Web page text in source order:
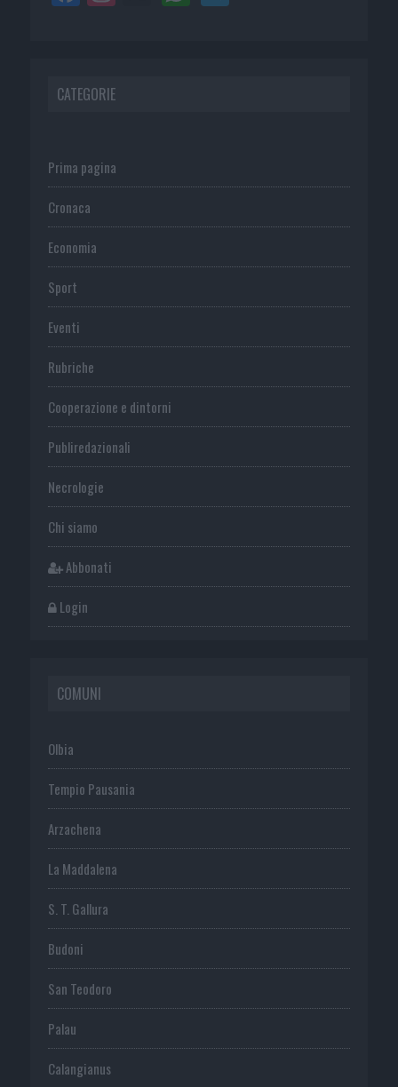
CATEGORIE
Prima pagina
Cronaca
Economia
Sport
Eventi
Rubriche
Cooperazione e dintorni
Publiredazionali
Necrologie
Chi siamo
Abbonati
Login
COMUNI
Olbia
Tempio Pausania
Arzachena
La Maddalena
S. T. Gallura
Budoni
San Teodoro
Palau
Calangianus